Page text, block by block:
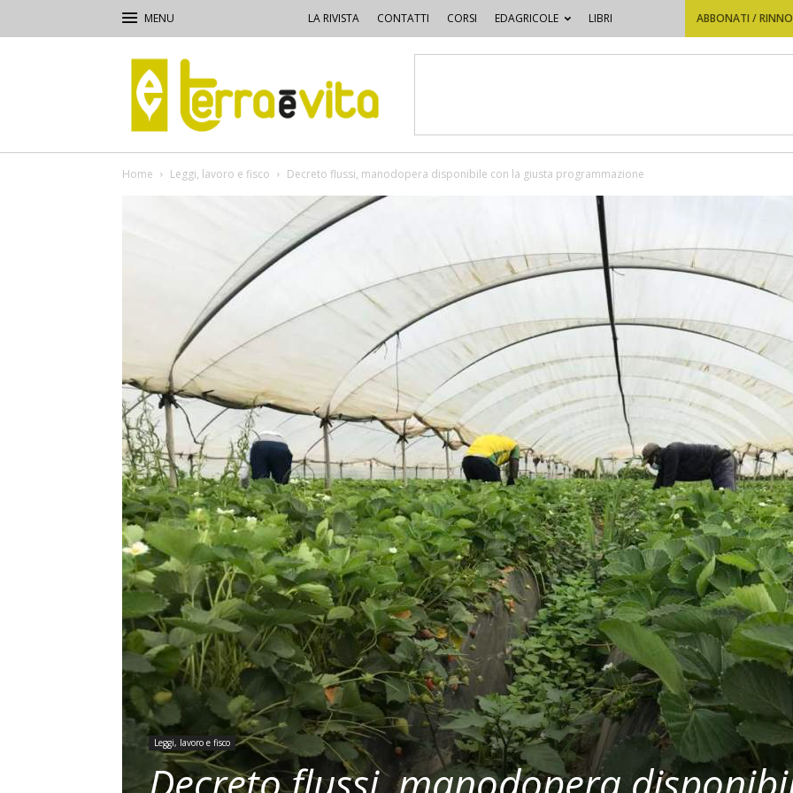
LA RIVISTA CONTATTI CORSI EDAGRICOLE LIBRI ABBONATI /
Terra
e
Vita
Home Leggi, lavoro e fisco Decreto flussi, manodopera disponibile con la giusta programmazione
Leggi, lavoro e fisco